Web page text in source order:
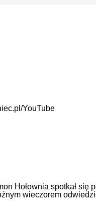
YouTube
Hołownia spotkał się
wieczorem